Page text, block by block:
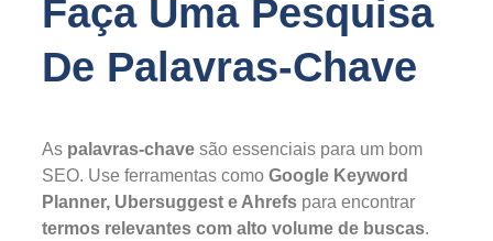
Faça Uma Pesquisa
De Palavras-Chave
As palavras-chave são essenciais para um bom
SEO. Use ferramentas como Google Keyword
Planner, Ubersuggest e Ahrefs para encontrar
termos relevantes com alto volume de buscas.